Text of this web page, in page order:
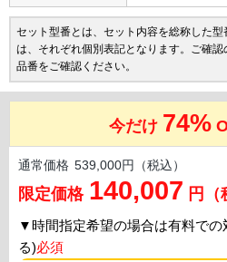
セット型番とは、セット内容を総称した
は、それぞれ個別表記となります。ご確
品番をご確認ください。
今だけ 74%
通常価格 539,000円（税込）
限定価格 140,007 円（
▼時間指定希望の場合は有料での
る)必須